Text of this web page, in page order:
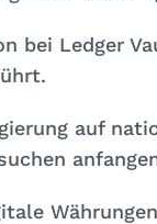
bei Ledger
auf